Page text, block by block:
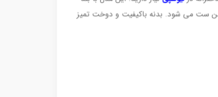
ست می شود. بدنه باکیفیت و دوخت تمیز